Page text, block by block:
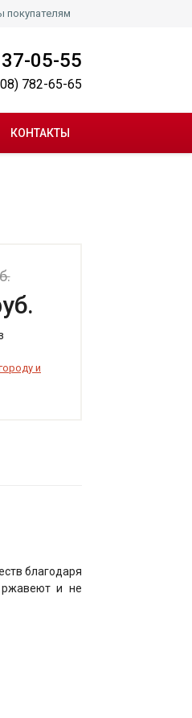
покупателям
05-55
782-65-65
КОНТАКТЫ
и
благодаря
ржавеют и не